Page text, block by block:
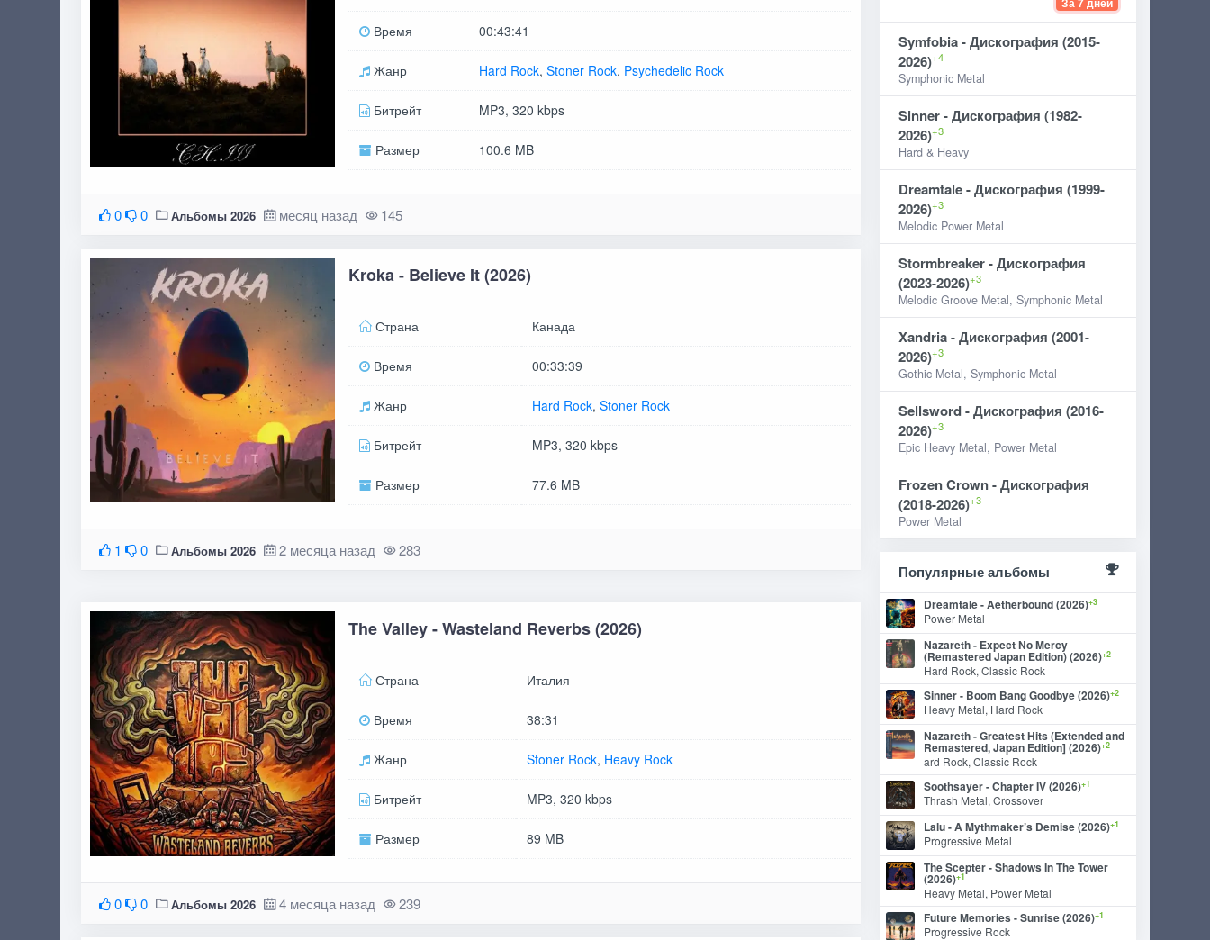
Время 00:43:41
Жанр Hard Rock, Stoner Rock, Psychedelic Rock
Битрейт MP3, 320 kbps
Размер 100.6 MB
0 0 Альбомы 2026 месяц назад 145
Kroka - Believe It (2026)
Страна Канада
Время 00:33:39
Жанр Hard Rock, Stoner Rock
Битрейт MP3, 320 kbps
Размер 77.6 MB
1 0 Альбомы 2026 2 месяца назад 283
The Valley - Wasteland Reverbs (2026)
Страна Италия
Время 38:31
Жанр Stoner Rock, Heavy Rock
Битрейт MP3, 320 kbps
Размер 89 MB
0 0 Альбомы 2026 4 месяца назад 239
Symfobia - Дискография (2015-
2026)+4
Symphonic Metal
Sinner - Дискография (1982-
2026)+3
Hard & Heavy
Dreamtale - Дискография (1999-
2026)+3
Melodic Power Metal
Stormbreaker - Дискография
(2023-2026)+3
Melodic Groove Metal, Symphonic Metal
Xandria - Дискография (2001-
2026)+3
Gothic Metal, Symphonic Metal
Sellsword - Дискография (2016-
2026)+3
Epic Heavy Metal, Power Metal
Frozen Crown - Дискография
(2018-2026)+3
Power Metal
Популярные альбомы
Dreamtale - Aetherbound (2026)+3
Power Metal
Nazareth - Expect No Mercy
(Remastered Japan Edition) (2026)+2
Hard Rock, Classic Rock
Sinner - Boom Bang Goodbye (2026)+2
Heavy Metal, Hard Rock
Nazareth - Greatest Hits (Extended and
Remastered, Japan Edition] (2026)+2
ard Rock, Classic Rock
Soothsayer - Chapter IV (2026)+1
Thrash Metal, Crossover
Lalu - A Mythmaker’s Demise (2026)+1
Progressive Metal
The Scepter - Shadows In The Tower
(2026)+1
Heavy Metal, Power Metal
Future Memories - Sunrise (2026)+1
Progressive Rock